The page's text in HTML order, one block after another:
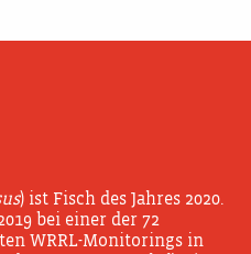
) ist Fisch des Jahres 2020.
bei einer der 72
WRRL-Monitorings in